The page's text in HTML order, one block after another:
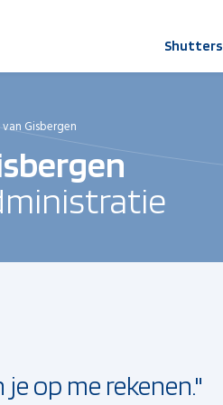
Shutters
Gisbergen
op me rekenen."